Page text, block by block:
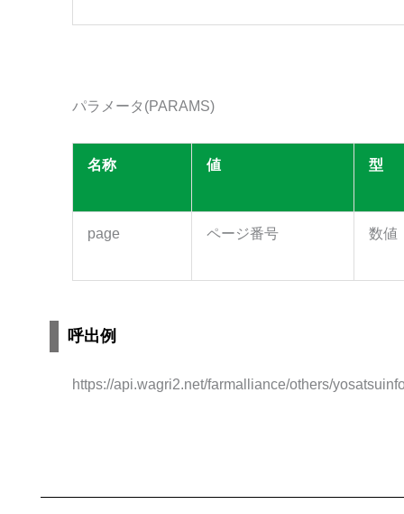
パラメータ(PARAMS)
名称 値 型
page ページ番号 数値
呼出例
https://api.wagri2.net/farmalliance/others/